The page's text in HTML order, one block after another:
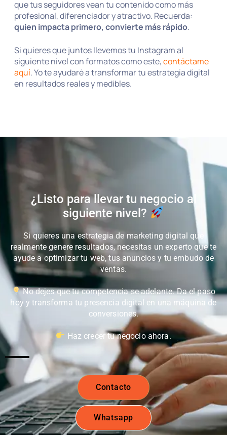
que tus seguidores vean tu contenido como más
profesional, diferenciador y atractivo. Recuerda:
quien impacta primero, convierte más rápido.
Si quieres que juntos llevemos tu Instagram al
siguiente nivel con formatos como este,contáctame
aquí. Yo te ayudaré a transformar tu estrategia digital
en resultados reales y medibles.
¿Listo para llevar tu negocio al
siguiente nivel?
Si quieres una estrategia de marketing digital que
realmente genere resultados, necesitas un experto que te
ayude a optimizar tu web, tus anuncios y tu embudo de
ventas.
No dejes que tu competencia se adelante. Da el paso
hoy y transforma tu presencia digital en una máquina de
conversiones.
Haz crecer tu negocio ahora.
Contacto
Whatsapp